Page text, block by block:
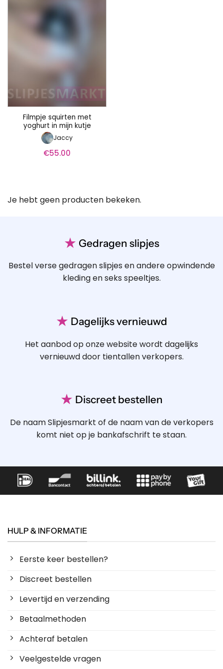
Filmpje squirten met
yoghurt in mijn kutje
Jaccy
€55.00
Je hebt geen producten bekeken.
★ Gedragen slipjes
Bestel verse gedragen slipjes en andere opwindende
kleding en seks speeltjes.
★ Dagelijks vernieuwd
Het aanbod op onze website wordt dagelijks
vernieuwd door tientallen verkopers.
★ Discreet bestellen
De naam Slipjesmarkt of de naam van de verkopers
komt niet op je bankafschrift te staan.
HULP & INFORMATIE
Eerste keer bestellen?
Discreet bestellen
Levertijd en verzending
Betaalmethoden
Achteraf betalen
Veelgestelde vragen